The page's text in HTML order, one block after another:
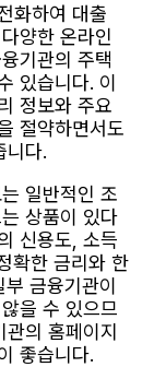
화하여 대출
양한 온라인
기관의 주택
있습니다. 이
정보와 주요
절약하면서도
니다.
일반적인 조
상품이 있다
신용도, 소득
확한 금리와 한
금융기관이
을 수 있으므
의 홈페이지
좋습니다.